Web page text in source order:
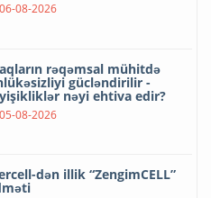
06-08-2026
rəqəmsal mühitdə
gücləndirilir -
nəyi ehtiva edir?
05-08-2026
dən illik “ZengimCELL”